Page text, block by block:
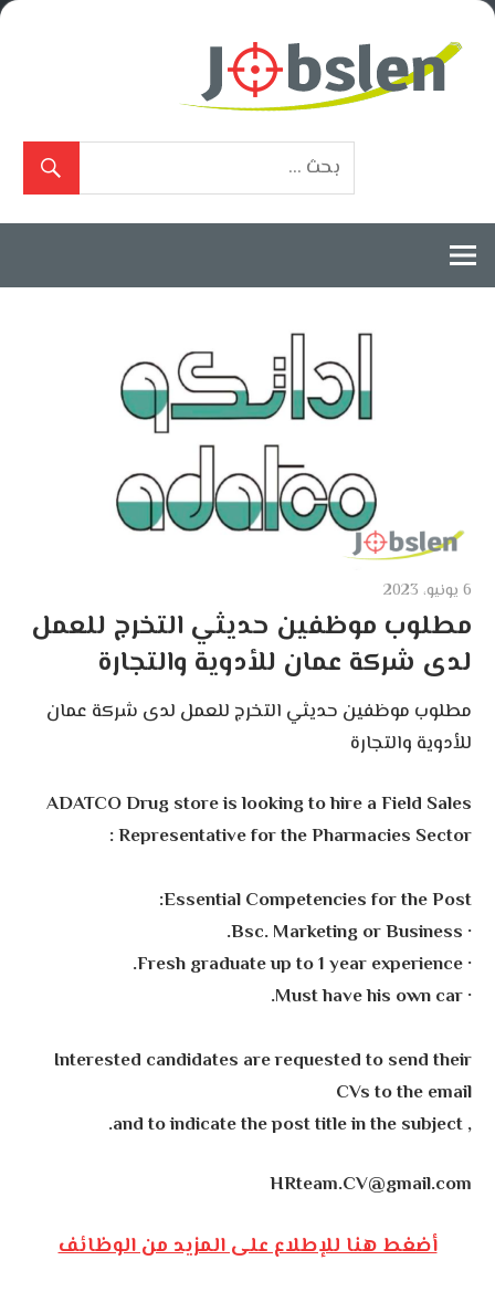
Skip
6 يونيو، 2023
مطلوب موظفين حديثي التخرج للعمل
لدى شركة عمان للأدوية والتجارة
مطلوب موظفين حديثي التخرج للعمل لدى شركة عمان
للأدوية والتجارة
ADATCO Drug store is looking to hire a Field Sales
Representative for the Pharmacies Sector :
Essential Competencies for the Post:
· Bsc. Marketing or Business.
· Fresh graduate up to 1 year experience.
· Must have his own car.
Interested candidates are requested to send their
CVs to the email
, and to indicate the post title in the subject.
HRteam.CV@gmail.com
أضغط هنا للإطلاع على المزيد من الوظائف